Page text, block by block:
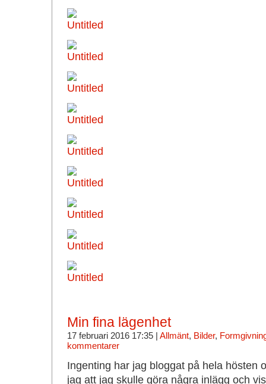
Min fina lägenhet
17 februari 2016 17:35 | Allmänt, Bilder,
kommentarer
Ingenting har jag bloggat på hela hösten
jag att jag skulle göra några inlägg och